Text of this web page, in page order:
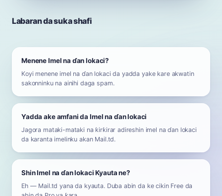
Labaran da suka shafi
Menene Imel na ɗan lokaci?
Koyi menene imel na ɗan lokaci da yadda yake kare akwatin
sakonninku na ainihi daga spam.
Yadda ake amfani da Imel na ɗan lokaci
Jagora mataki-mataki na ƙirƙirar adireshin imel na ɗan lokaci
da karanta imelinku akan Mail.td.
Shin Imel na ɗan lokaci Kyauta ne?
Eh — Mail.td yana da kyauta. Duba abin da ke cikin Free da